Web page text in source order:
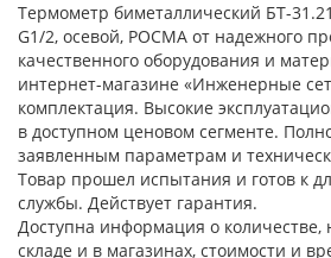
Термометр биметаллический БТ-
G1/2, осевой, РОСМА от надежного
качественного оборудования и
интернет-магазине «Инженерные
комплектация. Высокие
в доступном ценовом сегменте.
заявленным параметрам и
Товар прошел испытания и готов к
службы. Действует гарантия.
Доступна информация о количестве,
складе и в магазинах, стоимости и